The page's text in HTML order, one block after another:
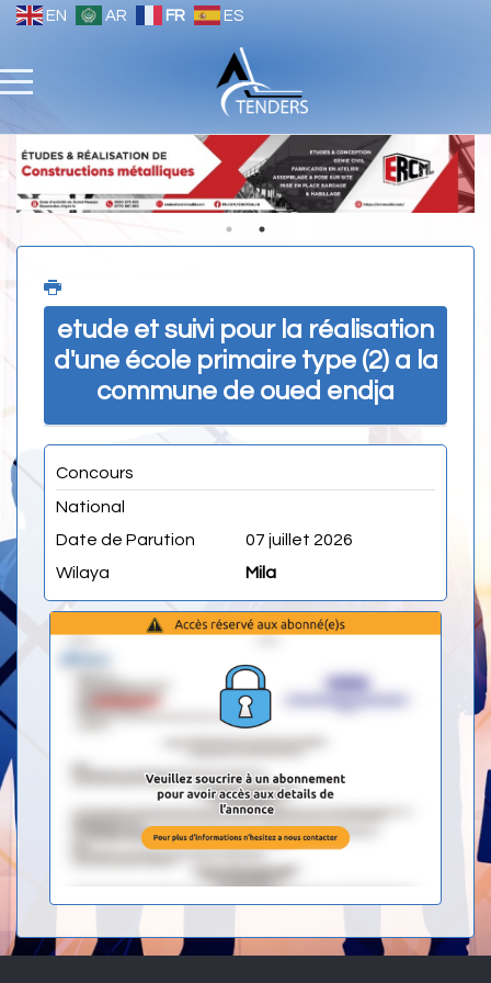
EN AR FR ES
etude et suivi pour la réalisation
d'une école primaire type (2) a la
commune de oued endja
Concours
National
Date de Parution
07 juillet 2026
Wilaya
Mila